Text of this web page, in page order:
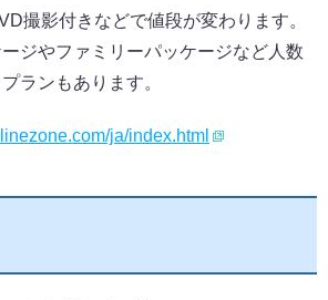
撮影付きなどで値段が変わります。
ジやファミリーパッケージなど人数
ランもあります。
ja/index.html